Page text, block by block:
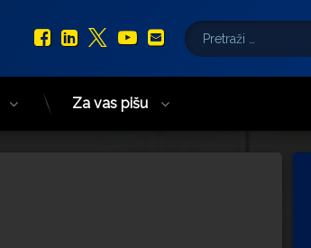
Facebook
LinkedIn
X.com
YouTube
E-mail
Pretraži:
Za vas pišu